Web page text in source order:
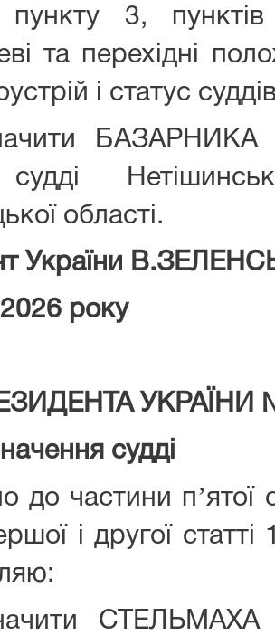
пункту 3,
та перехідні
і статус
БАЗАРНИКА
області.
України
року
УКРАЇНИ
судді
до частини пʼятої
і другої статті
СТЕЛЬМАХА